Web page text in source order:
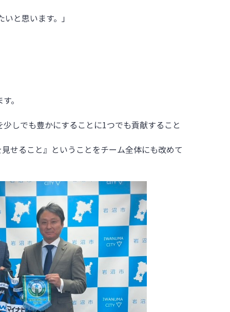
と思います。」
。
しでも豊かにすることに1つでも貢献すること
せること』ということをチーム全体にも改めて